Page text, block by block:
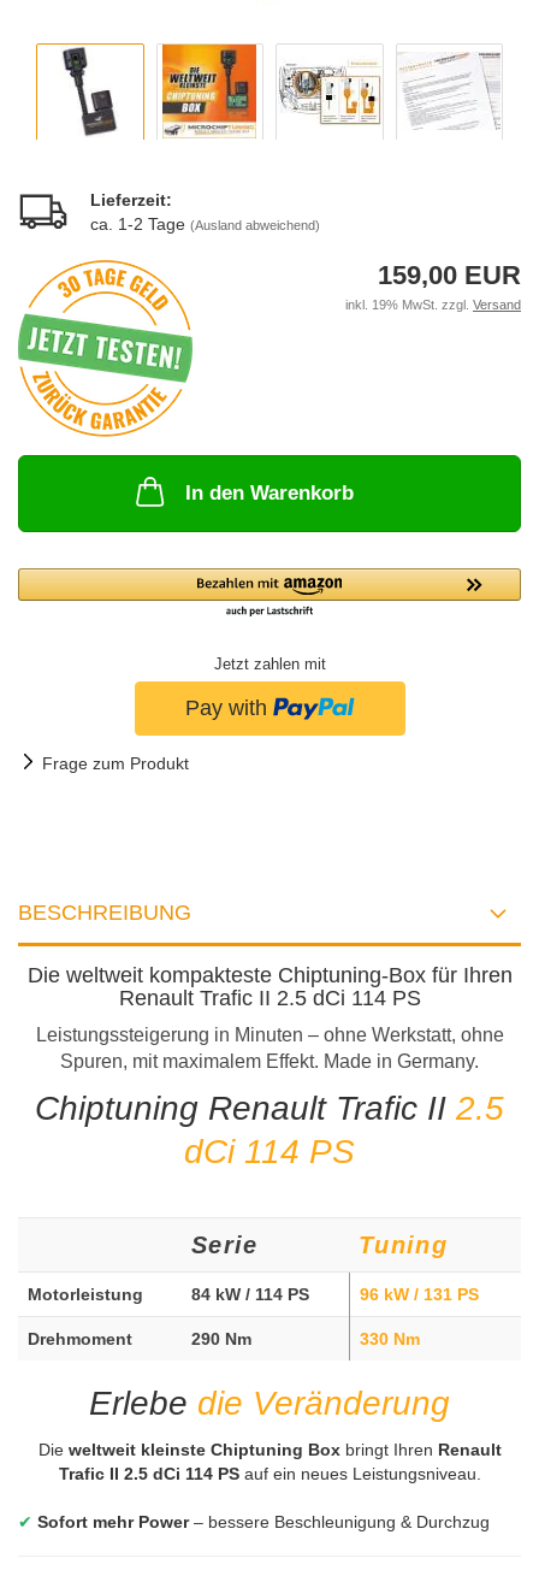
Lieferzeit:
ca. 1-2 Tage (Ausland abweichend)
159,00 EUR
inkl. 19% MwSt. zzgl. Versand
In den Warenkorb
Jetzt zahlen mit
Frage zum Produkt
BESCHREIBUNG
Die weltweit kompakteste Chiptuning-Box für Ihren
Renault Trafic II 2.5 dCi 114 PS
Leistungssteigerung in Minuten – ohne Werkstatt, ohne
Spuren, mit maximalem Effekt. Made in Germany.
Chiptuning Renault Trafic II 2.5
dCi 114 PS
Serie Tuning
Motorleistung 84 kW / 114 PS 96 kW / 131 PS
Drehmoment 290 Nm 330 Nm
Erlebe die Veränderung
Die weltweit kleinste Chiptuning Boxbringt Ihren Renault
Trafic II 2.5 dCi 114 PSauf ein neues Leistungsniveau.
✔ Sofort mehr Power– bessere Beschleunigung & Durchzug